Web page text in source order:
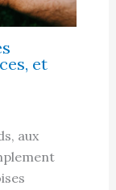
et
aux